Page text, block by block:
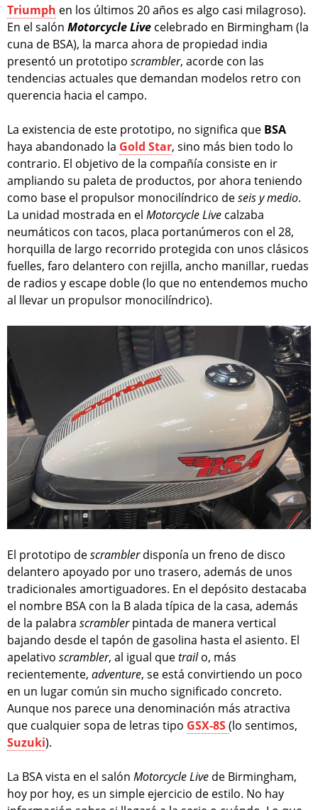
Triumph en los últimos 20 años es algo casi milagroso).
En el salón Motorcycle Live celebrado en Birmingham (la
cuna de BSA), la marca ahora de propiedad india
presentó un prototipo scrambler, acorde con las
tendencias actuales que demandan modelos retro con
querencia hacia el campo.
La existencia de este prototipo, no significa que BSA
haya abandonado la Gold Star, sino más bien todo lo
contrario. El objetivo de la compañía consiste en ir
ampliando su paleta de productos, por ahora teniendo
como base el propulsor monocilíndrico deseis y medio.
La unidad mostrada en el Motorcycle Live calzaba
neumáticos con tacos, placa portanúmeros con el 28,
horquilla de largo recorrido protegida con unos clásicos
fuelles, faro delantero con rejilla, ancho manillar, ruedas
de radios y escape doble (lo que no entendemos mucho
al llevar un propulsor monocilíndrico).
El prototipo descramblerdisponía un freno de disco
delantero apoyado por uno trasero, además de unos
tradicionales amortiguadores. En el depósito destacaba
el nombre BSA con la B alada típica de la casa, además
de la palabra scramblerpintada de manera vertical
bajando desde el tapón de gasolina hasta el asiento. El
apelativo scrambler, al igual quetrailo, más
recientemente, adventure, se está convirtiendo un poco
en un lugar común sin mucho significado concreto.
Aunque nos parece una denominación más atractiva
que cualquier sopa de letras tipo GSX-8S(lo sentimos,
Suzuki).
La BSA vista en el salón Motorcycle Live de Birmingham,
hoy por hoy, es un simple ejercicio de estilo. No hay